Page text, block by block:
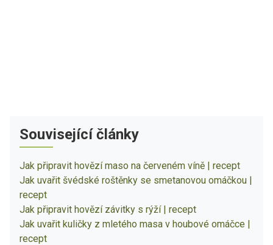
Související články
Jak připravit hovězí maso na červeném víně | recept
Jak uvařit švédské roštěnky se smetanovou omáčkou |
recept
Jak připravit hovězí závitky s rýží | recept
Jak uvařit kuličky z mletého masa v houbové omáčce |
recept